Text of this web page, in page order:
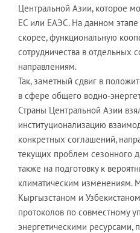
Центральной Азии, которое
ЕС или ЕАЭС. На данном
скорее, функциональную
сотрудничества в
направлениям.
Так, заметный сдвиг в
в сфере общего водно-
Страны Центральной Азии
институционализацию
конкретных соглашений,
текущих проблем сезонного
также на подготовку к
климатическим изменениям.
Кыргызстаном и
протоколов по совместному
энергетическими ресурсами,